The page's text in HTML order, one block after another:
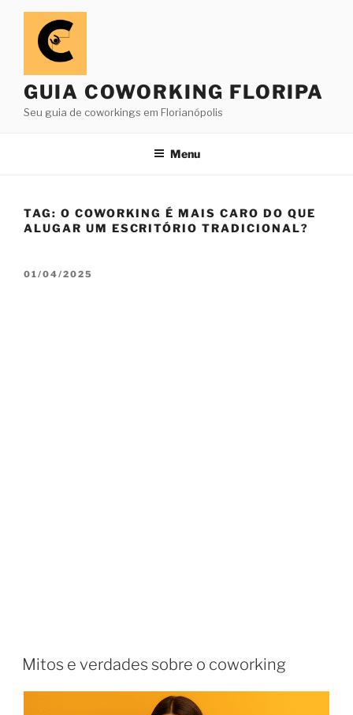
Pular
conteúdo
GUIA COWORKING FLORIPA
Seu guia de coworkings em Florianópolis
Menu
TAG: O COWORKING É MAIS CARO DO QUE
ALUGAR UM ESCRITÓRIO TRADICIONAL?
PUBLICADO
01/04/2025
Mitos e verdades sobre o coworking